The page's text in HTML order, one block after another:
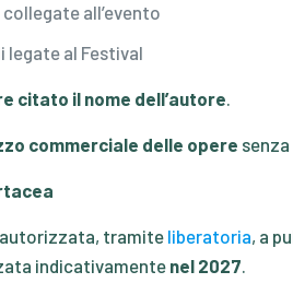
all’evento
al Festival
citato il nome dell’autore.
commerciale delle opere
autorizzata, tramite liberatoria, a
indicativamente nel 2027.